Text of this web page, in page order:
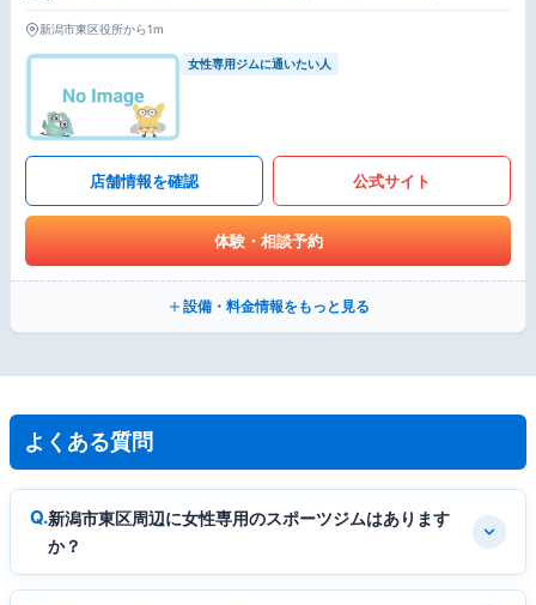
新潟市東区役所から1m
女性専用ジムに通いたい人
店舗情報を確認 公式サイト
体験・相談予約
設備・料金情報をもっと見る
よくある質問
新潟市東区周辺に女性専用のスポーツジムはあります
か？